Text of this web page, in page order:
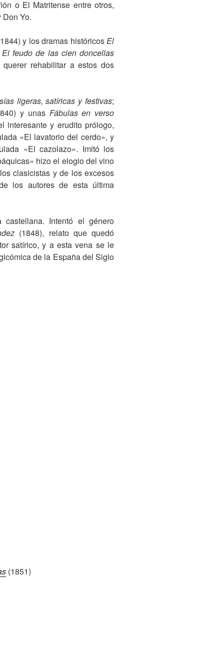
o El Matritense entre otros,
Yo.
y los dramas históricosEl
El feudo de las cien doncellas
rehabilitar a estos dos
ligeras, satíricas y festivas;
y unas Fábulas en verso
interesante y erudito prólogo,
«El lavatorio del cerdo», y
«El cazolazo». Imitó los
hizo el elogio del vino
clasicistas y de los excesos
los autores de esta última
Intentó el género
(1848), relato que quedó
satírico, y a esta vena se le
de la España del Siglo
(1851)